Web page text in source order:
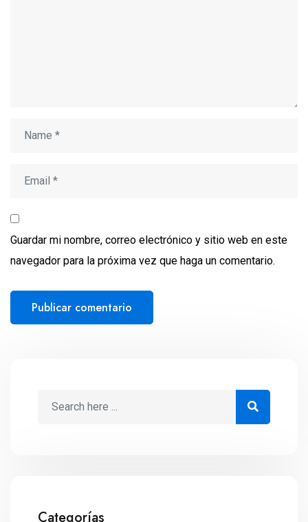
Guardar mi nombre, correo electrónico y sitio web en este
navegador para la próxima vez que haga un comentario.
Categorías